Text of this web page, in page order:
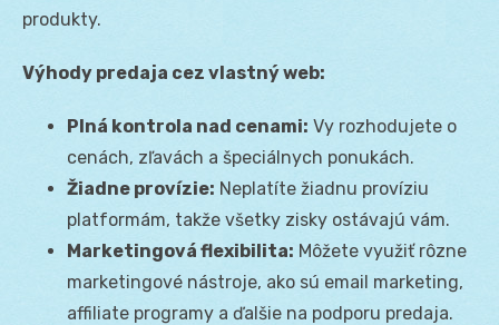
produkty.
Výhody predaja cez vlastný web:
Plná kontrola nad cenami: Vy rozhodujete o
cenách, zľavách a špeciálnych ponukách.
Žiadne provízie: Neplatíte žiadnu províziu
platformám, takže všetky zisky ostávajú vám.
Marketingová flexibilita: Môžete využiť rôzne
marketingové nástroje, ako sú email marketing,
affiliate programy a ďalšie na podporu predaja.